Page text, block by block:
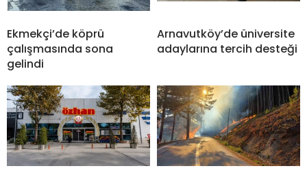
Ekmekçi’de köprü
çalışmasında sona
gelindi
Arnavutköy’de üniversite
adaylarına tercih desteği